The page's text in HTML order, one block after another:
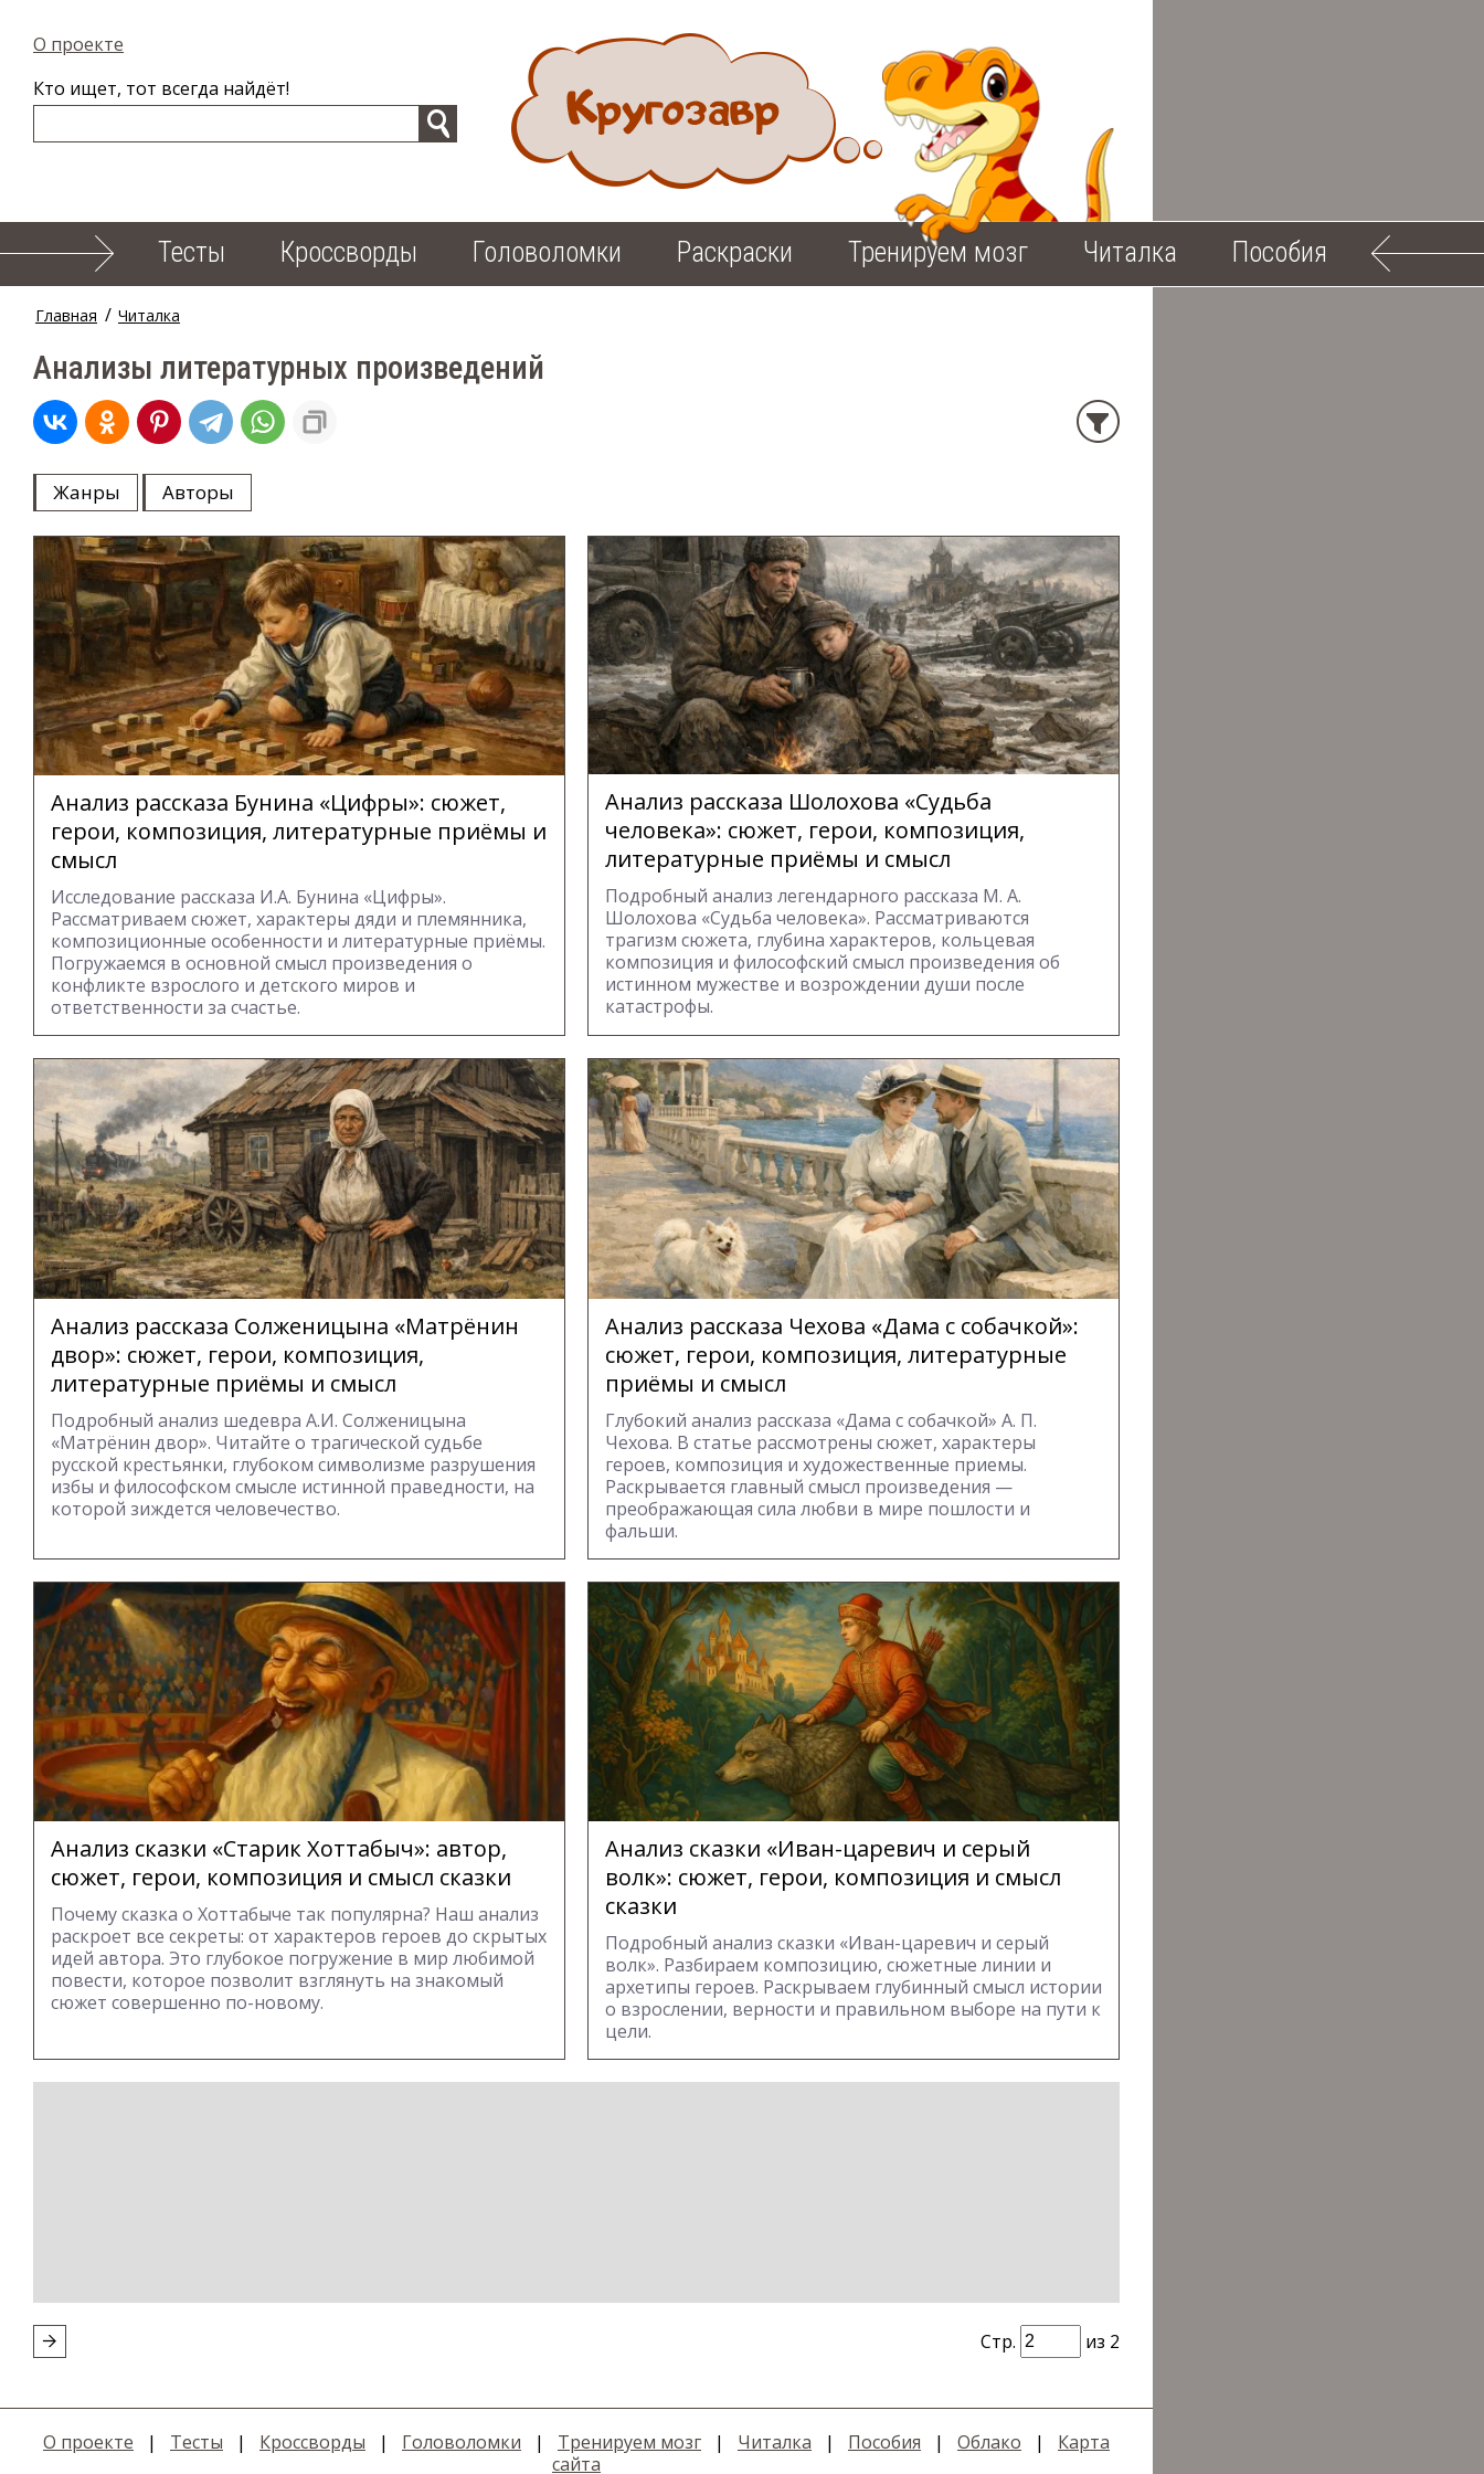
О проекте
Кто ищет, тот всегда найдёт!
Тесты Кроссворды Головоломки Раскраски Тренируем мозг Читалка Пособия
Главная / Читалка
Анализы литературных произведений
Жанры Авторы
Анализ рассказа Бунина «Цифры»: сюжет,
герои, композиция, литературные приёмы и
смысл
Исследование рассказа И.А. Бунина «Цифры».
Рассматриваем сюжет, характеры дяди и племянника,
композиционные особенности и литературные приёмы.
Погружаемся в основной смысл произведения о
конфликте взрослого и детского миров и
ответственности за счастье.
Анализ рассказа Шолохова «Судьба
человека»: сюжет, герои, композиция,
литературные приёмы и смысл
Подробный анализ легендарного рассказа М. А.
Шолохова «Судьба человека». Рассматриваются
трагизм сюжета, глубина характеров, кольцевая
композиция и философский смысл произведения об
истинном мужестве и возрождении души после
катастрофы.
Анализ рассказа Солженицына «Матрёнин
двор»: сюжет, герои, композиция,
литературные приёмы и смысл
Подробный анализ шедевра А.И. Солженицына
«Матрёнин двор». Читайте о трагической судьбе
русской крестьянки, глубоком символизме разрушения
избы и философском смысле истинной праведности, на
которой зиждется человечество.
Анализ рассказа Чехова «Дама с собачкой»:
сюжет, герои, композиция, литературные
приёмы и смысл
Глубокий анализ рассказа «Дама с собачкой» А. П.
Чехова. В статье рассмотрены сюжет, характеры
героев, композиция и художественные приемы.
Раскрывается главный смысл произведения —
преображающая сила любви в мире пошлости и
фальши.
Анализ сказки «Старик Хоттабыч»: автор,
сюжет, герои, композиция и смысл сказки
Почему сказка о Хоттабыче так популярна? Наш анализ
раскроет все секреты: от характеров героев до скрытых
идей автора. Это глубокое погружение в мир любимой
повести, которое позволит взглянуть на знакомый
сюжет совершенно по-новому.
Анализ сказки «Иван-царевич и серый
волк»: сюжет, герои, композиция и смысл
сказки
Подробный анализ сказки «Иван-царевич и серый
волк». Разбираем композицию, сюжетные линии и
архетипы героев. Раскрываем глубинный смысл истории
о взрослении, верности и правильном выборе на пути к
цели.
Стр. из 2
О проекте | Тесты | Кроссворды | Головоломки | Тренируем мозг | Читалка | Пособия | Облако |
Карта
сайта